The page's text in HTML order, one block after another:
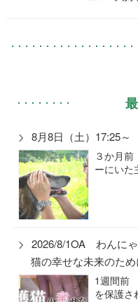
8月8日（土）17:25
３か月
ーにい
2026/8/1OA わんに
猫の幸せな未来のため
1週間前
を保護さ